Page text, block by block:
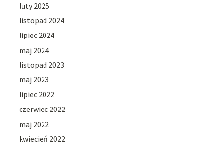
luty 2025
listopad 2024
lipiec 2024
maj 2024
listopad 2023
maj 2023
lipiec 2022
czerwiec 2022
maj 2022
kwiecień 2022